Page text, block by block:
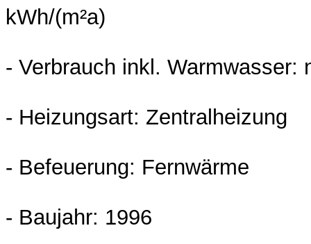
kWh/(m²a)
- Verbrauch inkl. Warmwasser:
- Heizungsart: Zentralheizung
- Befeuerung: Fernwärme
- Baujahr: 1996